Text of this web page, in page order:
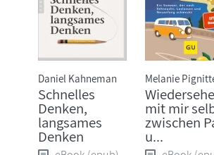
Daniel Kahneman
Schnelles
Denken,
langsames
Denken
Melanie
mit mir
zwischen
u...